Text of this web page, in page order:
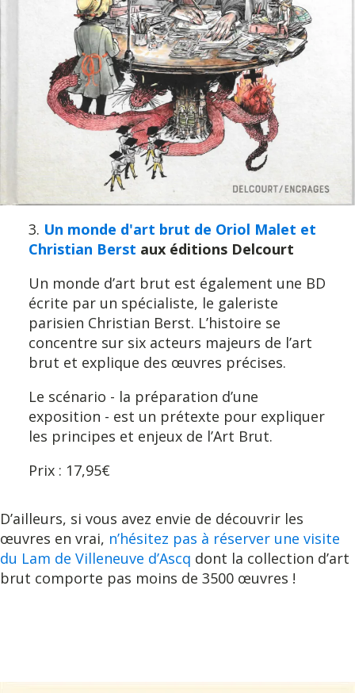
3. Un monde d'art brut de Oriol Malet et
Christian Berst aux éditions Delcourt
Un monde d’art brut est également une BD
écrite par un spécialiste, le galeriste
parisien Christian Berst. L’histoire se
concentre sur six acteurs majeurs de l’art
brut et explique des œuvres précises.
Le scénario - la préparation d’une
exposition - est un prétexte pour expliquer
les principes et enjeux de l’Art Brut.
Prix : 17,95€
D’ailleurs, si vous avez envie de découvrir les
œuvres en vrai, n’hésitez pas à réserver une visite
du Lam de Villeneuve d’Ascq dont la collection d’art
brut comporte pas moins de 3500 œuvres !